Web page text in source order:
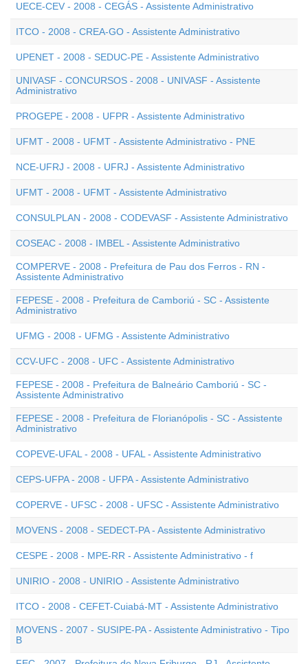
UECE-CEV - 2008 - CEGÁS - Assistente Administrativo
ITCO - 2008 - CREA-GO - Assistente Administrativo
UPENET - 2008 - SEDUC-PE - Assistente Administrativo
UNIVASF - CONCURSOS - 2008 - UNIVASF - Assistente
Administrativo
PROGEPE - 2008 - UFPR - Assistente Administrativo
UFMT - 2008 - UFMT - Assistente Administrativo - PNE
NCE-UFRJ - 2008 - UFRJ - Assistente Administrativo
UFMT - 2008 - UFMT - Assistente Administrativo
CONSULPLAN - 2008 - CODEVASF - Assistente Administrativo
COSEAC - 2008 - IMBEL - Assistente Administrativo
COMPERVE - 2008 - Prefeitura de Pau dos Ferros - RN -
Assistente Administrativo
FEPESE - 2008 - Prefeitura de Camboriú - SC - Assistente
Administrativo
UFMG - 2008 - UFMG - Assistente Administrativo
CCV-UFC - 2008 - UFC - Assistente Administrativo
FEPESE - 2008 - Prefeitura de Balneário Camboriú - SC -
Assistente Administrativo
FEPESE - 2008 - Prefeitura de Florianópolis - SC - Assistente
Administrativo
COPEVE-UFAL - 2008 - UFAL - Assistente Administrativo
CEPS-UFPA - 2008 - UFPA - Assistente Administrativo
COPERVE - UFSC - 2008 - UFSC - Assistente Administrativo
MOVENS - 2008 - SEDECT-PA - Assistente Administrativo
CESPE - 2008 - MPE-RR - Assistente Administrativo - f
UNIRIO - 2008 - UNIRIO - Assistente Administrativo
ITCO - 2008 - CEFET-Cuiabá-MT - Assistente Administrativo
MOVENS - 2007 - SUSIPE-PA - Assistente Administrativo - Tipo
B